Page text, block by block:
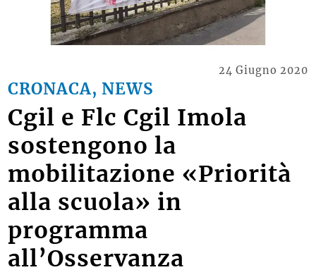
CRONACA, NEWS
24 Giugno 2020
Cgil e Flc Cgil Imola
sostengono la
mobilitazione «Priorità
alla scuola» in
programma
all’Osservanza